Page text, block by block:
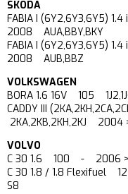
SKODA
FABIA I (6Y2,6Y3,6Y5)
2008 AUA,BBY,BKY
FABIA I (6Y2,6Y3,6Y5)
2008 AUB,BBZ
VOLKSWAGEN
BORA 1.6 16V 105
CADDY III
2KA,2KB,2KH,2KJ
VOLVO
C 30 1.6 100 - 2006 >
C 30 1.8 / 1.8 Flexifuel
S8